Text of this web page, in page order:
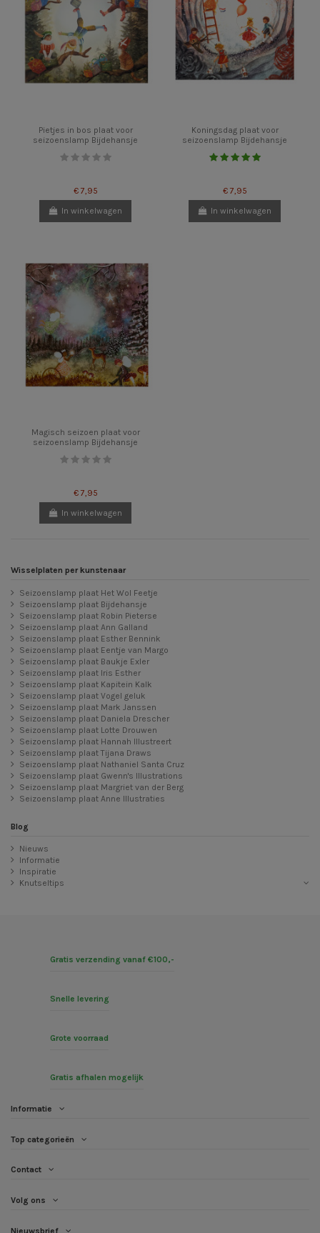
Pietjes in bos plaat voor
seizoenslamp Bijdehansje
€ 7,95
In winkelwagen
Koningsdag plaat voor
seizoenslamp Bijdehansje
€ 7,95
In winkelwagen
Magisch seizoen plaat voor
seizoenslamp Bijdehansje
€ 7,95
In winkelwagen
Wisselplaten per kunstenaar
Seizoenslamp plaat Het Wol Feetje
Seizoenslamp plaat Bijdehansje
Seizoenslamp plaat Robin Pieterse
Seizoenslamp plaat Ann Galland
Seizoenslamp plaat Esther Bennink
Seizoenslamp plaat Eentje van Margo
Seizoenslamp plaat Baukje Exler
Seizoenslamp plaat Iris Esther
Seizoenslamp plaat Kapitein Kalk
Seizoenslamp plaat Vogel geluk
Seizoenslamp plaat Mark Janssen
Seizoenslamp plaat Daniela Drescher
Seizoenslamp plaat Lotte Drouwen
Seizoenslamp plaat Hannah Illustreert
Seizoenslamp plaat Tijana Draws
Seizoenslamp plaat Nathaniel Santa Cruz
Seizoenslamp plaat Gwenn's Illustrations
Seizoenslamp plaat Margriet van der Berg
Seizoenslamp plaat Anne Illustraties
Blog
Nieuws
Informatie
Inspiratie
Knutseltips
Gratis verzending vanaf €100,-
Snelle levering
Grote voorraad
Gratis afhalen mogelijk
Informatie
Top categorieën
Contact
Volg ons
Nieuwsbrief